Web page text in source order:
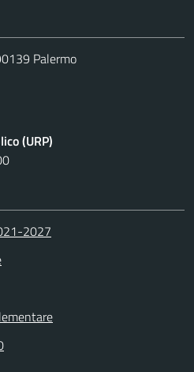
Palermo
(URP)
2027